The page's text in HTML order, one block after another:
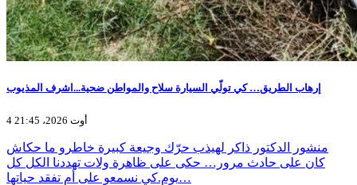
إرهاب الطريق… كي تولّي السيارة سلاح والمواطن ضحية...اشرف المذيوب
4 أوت 2026، 21:45
منشور الدكتور ذاكر لهيذب حرّك وجيعة كبيرة خاطرو ما حكاش
كان على حادث مرور… حكى على ظاهرة ولات تهددنا الكل كل
يوم.كي نسمعو على أم تفقد حياتها…